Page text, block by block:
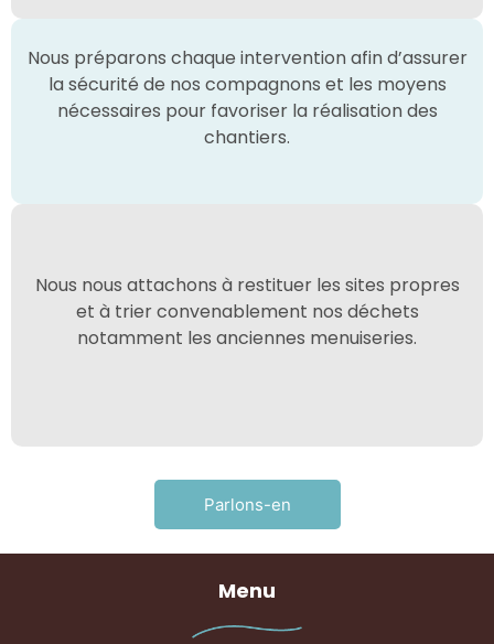
Nous préparons chaque intervention afin d’assurer
la sécurité de nos compagnons et les moyens
nécessaires pour favoriser la réalisation des
chantiers.
Nous nous attachons à restituer les sites propres
et à trier convenablement nos déchets
notamment les anciennes menuiseries.
Parlons-en
Menu